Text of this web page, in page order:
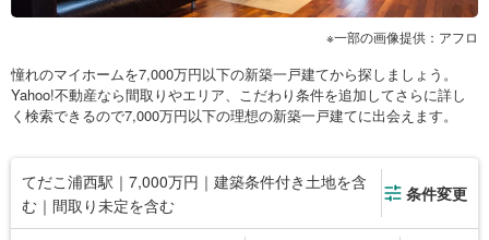
一部の画像提供：アフロ
憧れのマイホームを7,000万円以下の新築一戸建てから探しましょう。
Yahoo!不動産なら間取りやエリア、こだわり条件を追加してさらに詳し
く検索できるので7,000万円以下の理想の新築一戸建てに出会えます。
てだこ浦西駅｜7,000万円｜建築条件付き土地を含
む｜間取り未定を含む
条件変更